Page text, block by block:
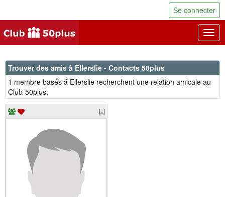
Se connecter
Trouver des amis à Ellerslie - Contacts 50plus
1 membre basés á Ellerslie recherchent une relation amicale au
Club-50plus.